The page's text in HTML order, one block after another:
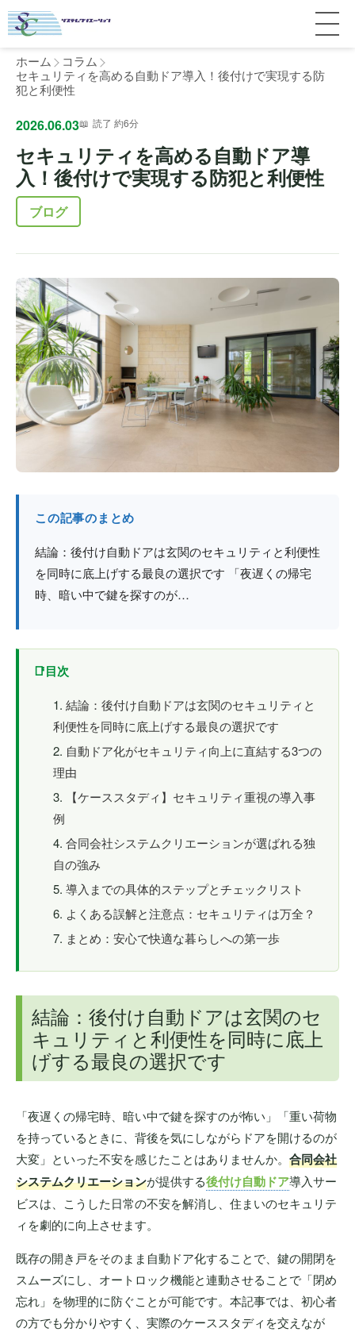
サービス紹介
料金
補助金
個人宅
マンション
ホテル
工場・倉庫
防火戸
全国対応について
神奈川
千葉
埼玉
茨城
関西エリア
施工事例
お客様の声
完全ガイド
製品比較
用語集
コラム
個人のお客様へ
法人のお客様へ
ホーム
コラム
セキュリティを高める自動ドア導入！後付けで実現する防
犯と利便性
2026.06.03 読了 約6分
セキュリティを高める自動ドア導
入！後付けで実現する防犯と利便性
ブログ
この記事のまとめ
結論：後付け自動ドアは玄関のセキュリティと利便性
を同時に底上げする最良の選択です 「夜遅くの帰宅
時、暗い中で鍵を探すのが…
目次
結論：後付け自動ドアは玄関のセキュリティと
利便性を同時に底上げする最良の選択です
自動ドア化がセキュリティ向上に直結する3つの
理由
【ケーススタディ】セキュリティ重視の導入事
例
合同会社システムクリエーションが選ばれる独
自の強み
導入までの具体的ステップとチェックリスト
よくある誤解と注意点：セキュリティは万全？
まとめ：安心で快適な暮らしへの第一歩
結論：後付け自動ドアは玄関のセ
キュリティと利便性を同時に底上
げする最良の選択です
「夜遅くの帰宅時、暗い中で鍵を探すのが怖い」「重い荷物
を持っているときに、背後を気にしながらドアを開けるのが
大変」といった不安を感じたことはありませんか。 合同会社
システムクリエーションが提供する後付け自動ドア導入サー
ビスは、こうした日常の不安を解消し、住まいのセキュリテ
ィを劇的に向上させます。
既存の開き戸をそのまま自動ドア化することで、鍵の開閉を
スムーズにし、オートロック機能と連動させることで「閉め
忘れ」を物理的に防ぐことが可能です。本記事では、初心者
の方でも分かりやすく、実際のケーススタディを交えなが